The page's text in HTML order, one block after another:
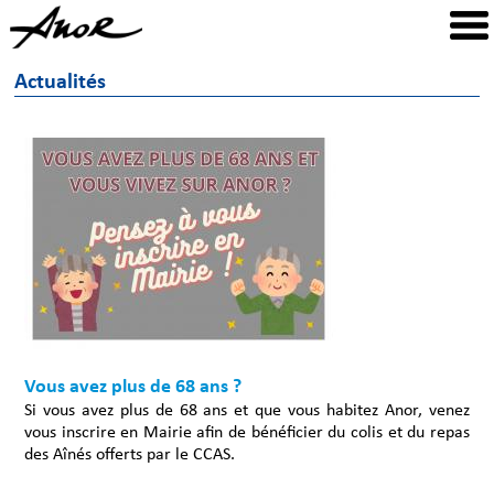
Actualités
Vous avez plus de 68 ans ?
Si vous avez plus de 68 ans et que vous habitez Anor, venez
vous inscrire en Mairie afin de bénéficier du colis et du repas
des Aînés offerts par le CCAS.